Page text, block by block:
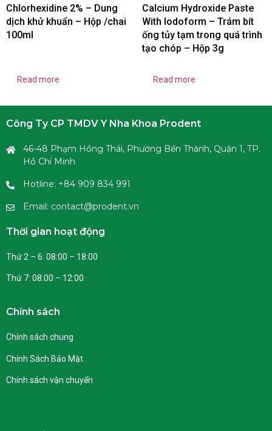
Chlorhexidine 2% – Dung
dịch khử khuẩn – Hộp /chai
100ml
Read more
Calcium Hydroxide Paste
With Iodoform – Trám bít
ống tủy tạm trong quá trình
tạo chóp – Hộp 3g
Read more
Công Ty CP TMDV Y Nha Khoa Prodent
46-48 Phạm Hồng Thái, Phường Bến Thành, Quận 1, TP.
Hồ Chí Minh
Hotline: +84 909 834 991
Email: contact@prodent.vn
Thời gian hoạt động
Thứ 2 – 6: 08:00 – 18:00
Thứ 7: 08:00 – 12:00
Chính sách
Chính sách chung
Chính Sách Bảo Mật
Chính sách vận chuyển